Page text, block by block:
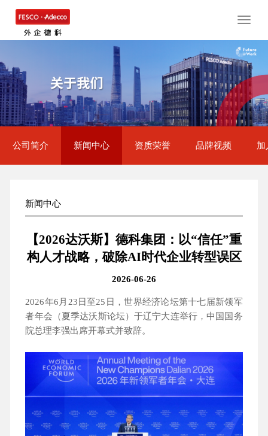
Toggle
公司简介 新闻中心 资质荣誉 品牌视频 加
新闻中心
【2026达沃斯】德科集团：以“信任”重
构人才战略，破除AI时代企业转型误区
2026-06-26
2026年6月23日至25日，世界经济论坛第十七届新领军
者年会（夏季达沃斯论坛）于辽宁大连举行，中国国务
院总理李强出席开幕式并致辞。